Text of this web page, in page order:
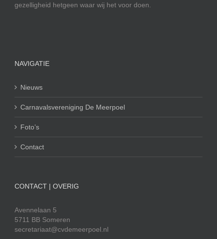
gezelligheid hetgeen waar wij het voor doen.
NAVIGATIE
Nieuws
Carnavalsvereniging De Meerpoel
Foto’s
Contact
CONTACT | OVERIG
Avennelaan 5
5711 BB Someren
secretariaat@cvdemeerpoel.nl